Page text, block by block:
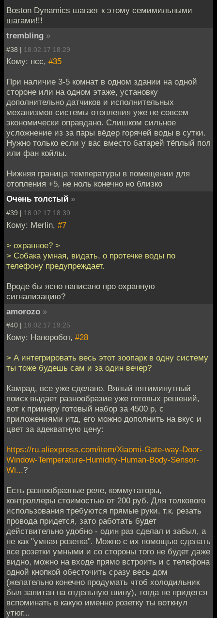
Boston Dynamics шагает к этому семимильными
шагами!!!
trembling »
#38 | 18.02.17 18:29
Кому: нсс, #35
При наличие 3-5 комнат в одном здании на одной
стороне или на одном этаже, установку
дополнительно датчиков и исполнительных
механизмов системы отопления уже не совсем
экономически оправдано. Слишком сильное
усложнение из за пары вёдер горячей воды в сутки.
Нужно только если у вас вместо батарей тёплый пол
или фан койлы.
Нижняя граница температуры в помещении для
отопления +5, не ноль конечно но близко
Очень толстый »
#39 | 18.02.17 18:39
Кому: Merlin, #7
> охранное? >
> Собака умная, видать, о протечке воды по
телефону предупреждает.
Вроде бы ясно написано про охранную
сигнализацию?
amorozo »
#40 | 18.02.17 19:25
Кому: Наноробот, #28
> А интегрировать весь этот зоопарк в одну систему
ты тоже будешь сам и за один вечер?
Камрад, все уже сделано. Вялый пятиминутный
поиск выдает разнообразие уже готовых решений,
вот к примеру готовый набор за 4500 р, с
приложениями итд, его можно дополнить на вкус и
цвет за адекватную цену:
https://ru.aliexpress.com/item/Xiaomi-Gate-way-Door-
Window-Temperature-Humidity-Human-Body-Sensor-
Wi...?
Есть разнообразные реле, коммутаторы,
контроллеры стоимостью от 200 руб. Для толкового
использования требуются прямые руки, т.к. резать
провода придется, зато работать будет
действительно удобно - один раз сделал и забыл, а
не как "умная розетка". Можно с их помощью сделать
все розетки умными и со стороны того не будет даже
видно, можно на входе прямо встроить и с телефона
одной кнопкой обесточить сразу весь дом
(желательно конечно продумать чтоб холодильник
был запитан на отдельную шину), тогда не придется
вспоминать в какую именно розетку ты воткнул
утюг...